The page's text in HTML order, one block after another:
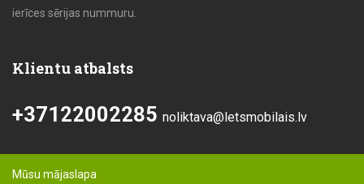
ierīces sērijas nummuru.
Klientu atbalsts
+37122002285 noliktava@letsmobilais.lv
Mūsu mājaslapa